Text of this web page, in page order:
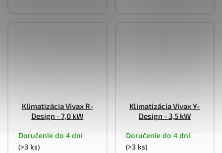
Klimatizácia Vivax R-
Design - 7,0 kW
Doručenie do 4 dní
(>3 ks)
Klimatizácia Vivax Y-
Design - 3,5 kW
Doručenie do 4 dní
(>3 ks)